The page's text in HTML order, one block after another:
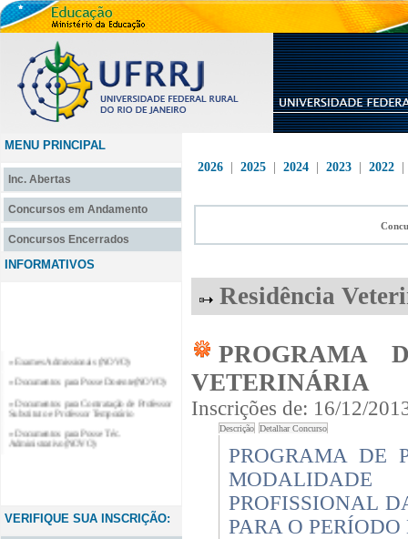
MENU PRINCIPAL
Inc. Abertas
Concursos em Andamento
Concursos Encerrados
INFORMATIVOS
Substituto e Professor Temporário
Administrativo(NOVO)
VERIFIQUE SUA INSCRIÇÃO:
2026 2025 2024 2023 2022
Residência
PROGRAMA
VETERINÁRIA
Inscrições de: 16/12/
PROGRAMA DE
PROFISSIONAL
PARA O